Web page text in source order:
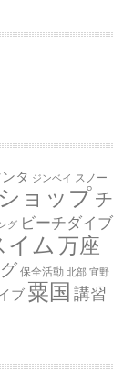
タ ジンベイ
スノー
ョップチ
グ ビーチダイブ
イム 万座
保全活動 北部 宜野
ブ 粟国 講習